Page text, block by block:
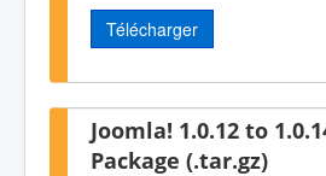
Télécharger
Joomla! 1.0.12 to
Package (.tar.gz)